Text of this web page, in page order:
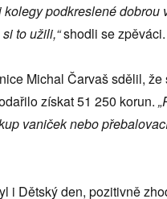
podkreslené dobrou
to užili,“shodli se zpěváci.
Michal Čarvaš sdělil,
získat 51 250 korun.
vaniček nebo
i Dětský den, pozitivně